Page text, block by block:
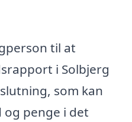
til at
i Solbjerg
som kan
penge i det